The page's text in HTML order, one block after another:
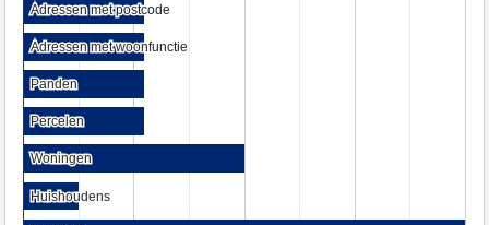
Adressen met postcode
Adressen met postcode
Adressen met woonfunctie
Adressen met woonfunctie
Panden
Panden
Percelen
Percelen
Woningen
Woningen
Huishoudens
Huishoudens